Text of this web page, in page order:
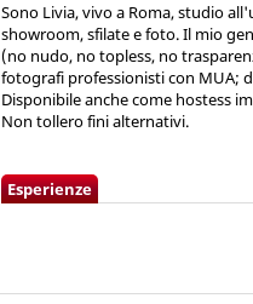
Sono Livia, vivo a Roma, studio
showroom, sfilate e foto. Il mio
(no nudo, no topless, no
fotografi professionisti con MUA;
Disponibile anche come hostess
Non tollero fini alternativi.
Esperienze